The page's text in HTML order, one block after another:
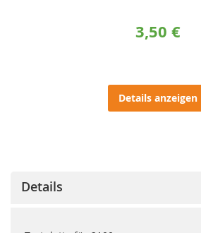
3,50 €
Details anzeigen
Details